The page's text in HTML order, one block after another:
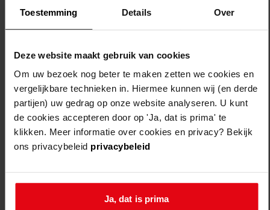
Toestemming Details Over
Deze website maakt gebruik van cookies
Om uw bezoek nog beter te maken zetten we cookies en
vergelijkbare technieken in. Hiermee kunnen wij (en derde
partijen) uw gedrag op onze website analyseren. U kunt
de cookies accepteren door op 'Ja, dat is prima' te
klikken. Meer informatie over cookies en privacy? Bekijk
ons privacybeleid privacybeleid
Ja, dat is prima
Filters legen
sorteren op: